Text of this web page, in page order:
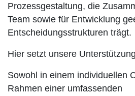
Prozessgestaltung, die
Team sowie für Entwicklung
Entscheidungsstrukturen trägt.
Hier setzt unsere
Sowohl in einem individuellen
Rahmen einer umfassenden